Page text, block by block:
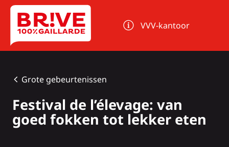
Cookies beheer paneel
VVV-kantoor
Grote gebeurtenissen
Festival de l’élevage: van
goed fokken tot lekker eten